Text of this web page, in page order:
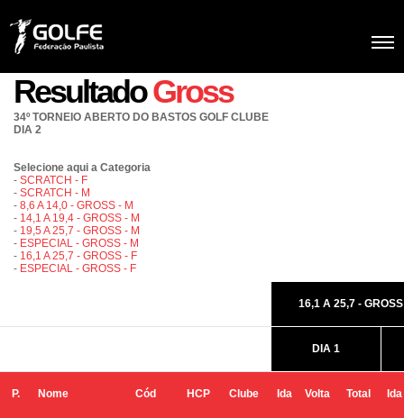
ResultadoGross
34º TORNEIO ABERTO DO BASTOS GOLF CLUBE
DIA 2
Selecione aqui a Categoria
- SCRATCH - F
- SCRATCH - M
- 8,6 A 14,0 - GROSS - M
- 14,1 A 19,4 - GROSS - M
- 19,5 A 25,7 - GROSS - M
- ESPECIAL - GROSS - M
- 16,1 A 25,7 - GROSS - F
- ESPECIAL - GROSS - F
16,1 A 25,7 -
DIA 1
P. Nome Cód HCP Clube Ida Volta Total Ida